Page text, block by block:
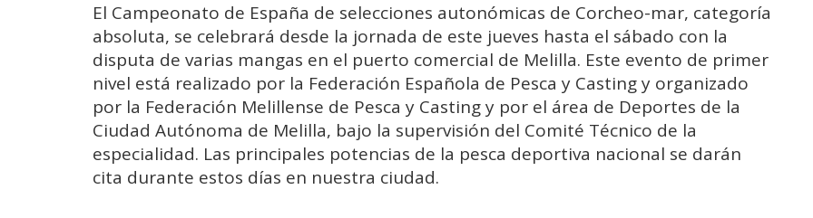
El Campeonato de España de selecciones autonómicas de Corcheo-mar, categoría
absoluta, se celebrará desde la jornada de este jueves hasta el sábado con la
disputa de varias mangas en el puerto comercial de Melilla. Este evento de primer
nivel está realizado por la Federación Española de Pesca y Casting y organizado
por la Federación Melillense de Pesca y Casting y por el área de Deportes de la
Ciudad Autónoma de Melilla, bajo la supervisión del Comité Técnico de la
especialidad. Las principales potencias de la pesca deportiva nacional se darán
cita durante estos días en nuestra ciudad.